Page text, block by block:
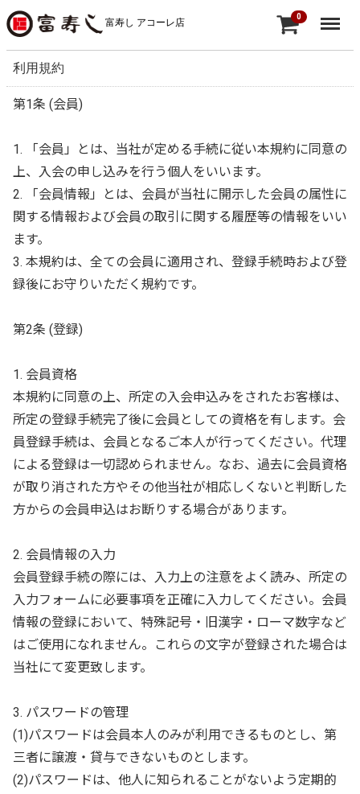
富寿し アコーレ店
0 Menu
利用規約
第1条 (会員)
1. 「会員」とは、当社が定める手続に従い本規約に同意の
上、入会の申し込みを行う個人をいいます。
2. 「会員情報」とは、会員が当社に開示した会員の属性に
関する情報および会員の取引に関する履歴等の情報をいい
ます。
3. 本規約は、全ての会員に適用され、登録手続時および登
録後にお守りいただく規約です。
第2条 (登録)
1. 会員資格
本規約に同意の上、所定の入会申込みをされたお客様は、
所定の登録手続完了後に会員としての資格を有します。会
員登録手続は、会員となるご本人が行ってください。代理
による登録は一切認められません。なお、過去に会員資格
が取り消された方やその他当社が相応しくないと判断した
方からの会員申込はお断りする場合があります。
2. 会員情報の入力
会員登録手続の際には、入力上の注意をよく読み、所定の
入力フォームに必要事項を正確に入力してください。会員
情報の登録において、特殊記号・旧漢字・ローマ数字など
はご使用になれません。これらの文字が登録された場合は
当社にて変更致します。
3. パスワードの管理
(1)パスワードは会員本人のみが利用できるものとし、第
三者に譲渡・貸与できないものとします。
(2)パスワードは、他人に知られることがないよう定期的